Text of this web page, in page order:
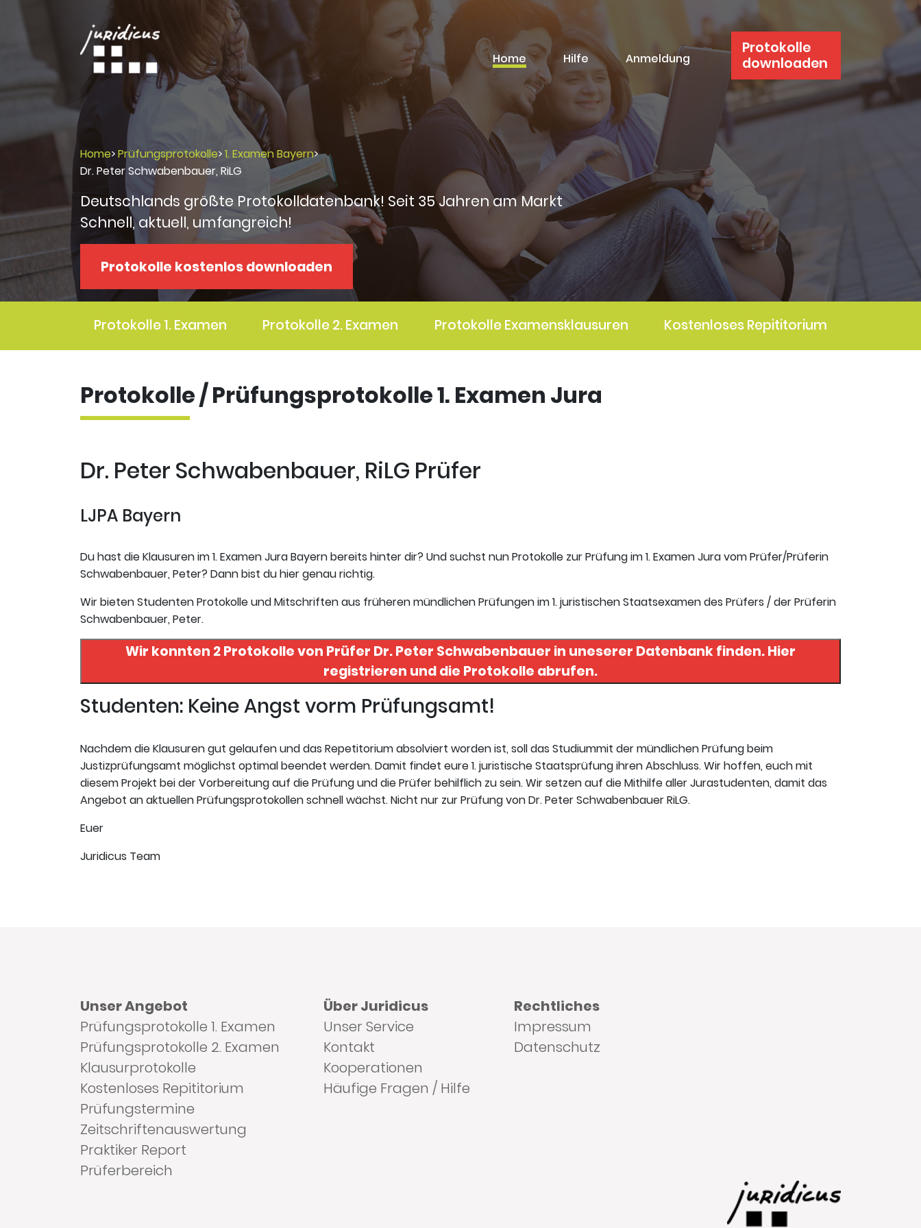
Home Hilfe Anmeldung
Protokolle
downloaden
Home>Prüfungsprotokolle>1. Examen Bayern>
Dr. Peter Schwabenbauer, RiLG
Deutschlands größte Protokolldatenbank! Seit 35 Jahren am Markt
Schnell, aktuell, umfangreich!
Protokolle kostenlos downloaden
Protokolle 1. Examen Protokolle 2. Examen Protokolle Examensklausuren Kostenloses Repititorium
Protokolle / Prüfungsprotokolle 1. Examen Jura
Dr. Peter Schwabenbauer, RiLG Prüfer
LJPA Bayern
Du hast die Klausuren im 1. Examen Jura Bayern bereits hinter dir? Und suchst nun Protokolle zur Prüfung im 1. Examen Jura vom Prüfer/Prüferin
Schwabenbauer, Peter? Dann bist du hier genau richtig.
Wir bieten Studenten Protokolle und Mitschriften aus früheren mündlichen Prüfungen im 1. juristischen Staatsexamen des Prüfers / der Prüferin
Schwabenbauer, Peter.
Wir konnten 2 Protokolle von Prüfer Dr. Peter Schwabenbauer in uneserer Datenbank finden. Hier
registrieren und die Protokolle abrufen.
Studenten: Keine Angst vorm Prüfungsamt!
Nachdem die Klausuren gut gelaufen und das Repetitorium absolviert worden ist, soll das Studiummit der mündlichen Prüfung beim
Justizprüfungsamt möglichst optimal beendet werden. Damit findet eure 1. juristische Staatsprüfung ihren Abschluss. Wir hoffen, euch mit
diesem Projekt bei der Vorbereitung auf die Prüfung und die Prüfer behilflich zu sein. Wir setzen auf die Mithilfe aller Jurastudenten, damit das
Angebot an aktuellen Prüfungsprotokollen schnell wächst. Nicht nur zur Prüfung von Dr. Peter Schwabenbauer RiLG.
Euer
Juridicus Team
Unser Angebot
Prüfungsprotokolle 1. Examen
Prüfungsprotokolle 2. Examen
Klausurprotokolle
Kostenloses Repititorium
Prüfungstermine
Zeitschriftenauswertung
Praktiker Report
Prüferbereich
Über Juridicus
Unser Service
Kontakt
Kooperationen
Häufige Fragen / Hilfe
Rechtliches
Impressum
Datenschutz